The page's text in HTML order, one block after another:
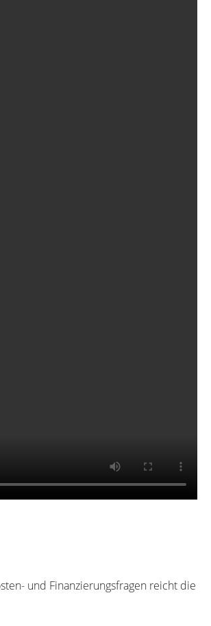
und Finanzierungsfragen reicht die